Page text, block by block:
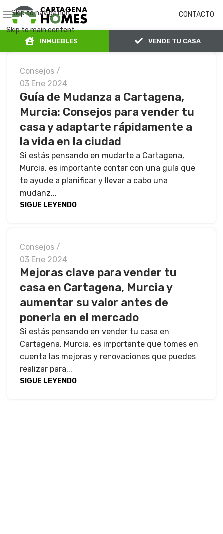
Skip to navigation
Skip to main content
CONTACTO
INMUEBLES VENDE TU CASA
Consejos
03 Ene 2024
Guía de Mudanza a Cartagena,
Murcia: Consejos para vender tu
casa y adaptarte rápidamente a
la vida en la ciudad
Si estás pensando en mudarte a Cartagena,
Murcia, es importante contar con una guía que
te ayude a planificar y llevar a cabo una
mudanz...
SIGUE LEYENDO
Consejos
03 Ene 2024
Mejoras clave para vender tu
casa en Cartagena, Murcia y
aumentar su valor antes de
ponerla en el mercado
Si estás pensando en vender tu casa en
Cartagena, Murcia, es importante que tomes en
cuenta las mejoras y renovaciones que puedes
realizar para...
SIGUE LEYENDO